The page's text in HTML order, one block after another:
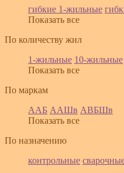
гибкие 1-жильные
Показать все
По количеству жил
1-жильные 10-жильные
Показать все
По маркам
ААБ ААШв АВБШв
Показать все
По назначению
контрольные